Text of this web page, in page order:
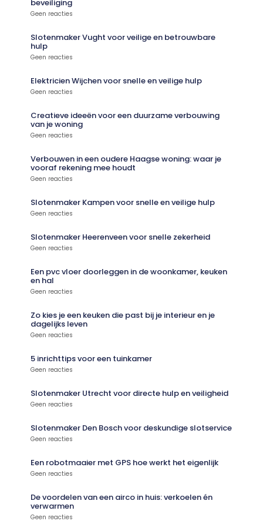
beveiliging
Geen reacties
Slotenmaker Vught voor veilige en betrouwbare
hulp
Geen reacties
Elektricien Wijchen voor snelle en veilige hulp
Geen reacties
Creatieve ideeën voor een duurzame verbouwing
van je woning
Geen reacties
Verbouwen in een oudere Haagse woning: waar je
vooraf rekening mee houdt
Geen reacties
Slotenmaker Kampen voor snelle en veilige hulp
Geen reacties
Slotenmaker Heerenveen voor snelle zekerheid
Geen reacties
Een pvc vloer doorleggen in de woonkamer, keuken
en hal
Geen reacties
Zo kies je een keuken die past bij je interieur en je
dagelijks leven
Geen reacties
5 inrichttips voor een tuinkamer
Geen reacties
Slotenmaker Utrecht voor directe hulp en veiligheid
Geen reacties
Slotenmaker Den Bosch voor deskundige slotservice
Geen reacties
Een robotmaaier met GPS hoe werkt het eigenlijk
Geen reacties
De voordelen van een airco in huis: verkoelen én
verwarmen
Geen reacties